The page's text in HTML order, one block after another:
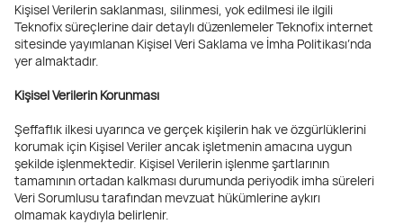
Kişisel Verilerin saklanması, silinmesi, yok edilmesi ile ilgili
Teknofix süreçlerine dair detaylı düzenlemeler Teknofix internet
sitesinde yayımlanan Kişisel Veri Saklama ve İmha Politikası’nda
yer almaktadır.
Kişisel Verilerin Korunması
Şeffaflık ilkesi uyarınca ve gerçek kişilerin hak ve özgürlüklerini
korumak için Kişisel Veriler ancak işletmenin amacına uygun
şekilde işlenmektedir. Kişisel Verilerin işlenme şartlarının
tamamının ortadan kalkması durumunda periyodik imha süreleri
Veri Sorumlusu tarafından mevzuat hükümlerine aykırı
olmamak kaydıyla belirlenir.